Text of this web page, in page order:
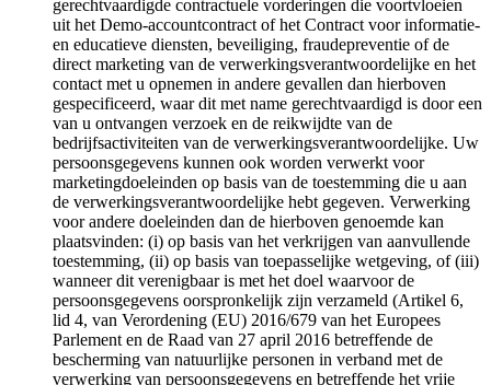
gerechtvaardigde contractuele vorderingen die voortvloeien
uit het Demo-accountcontract of het Contract voor informatie-
en educatieve diensten, beveiliging, fraudepreventie of de
direct marketing van de verwerkingsverantwoordelijke en het
contact met u opnemen in andere gevallen dan hierboven
gespecificeerd, waar dit met name gerechtvaardigd is door een
van u ontvangen verzoek en de reikwijdte van de
bedrijfsactiviteiten van de verwerkingsverantwoordelijke. Uw
persoonsgegevens kunnen ook worden verwerkt voor
marketingdoeleinden op basis van de toestemming die u aan
de verwerkingsverantwoordelijke hebt gegeven. Verwerking
voor andere doeleinden dan de hierboven genoemde kan
plaatsvinden: (i) op basis van het verkrijgen van aanvullende
toestemming, (ii) op basis van toepasselijke wetgeving, of (iii)
wanneer dit verenigbaar is met het doel waarvoor de
persoonsgegevens oorspronkelijk zijn verzameld (Artikel 6,
lid 4, van Verordening (EU) 2016/679 van het Europees
Parlement en de Raad van 27 april 2016 betreffende de
bescherming van natuurlijke personen in verband met de
verwerking van persoonsgegevens en betreffende het vrije